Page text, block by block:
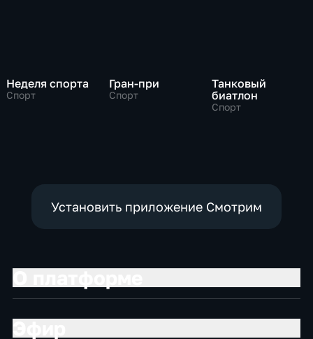
Неделя спорта
Спорт
Гран-при
Спорт
Танковый
биатлон
Спорт
Установить приложение Смотрим